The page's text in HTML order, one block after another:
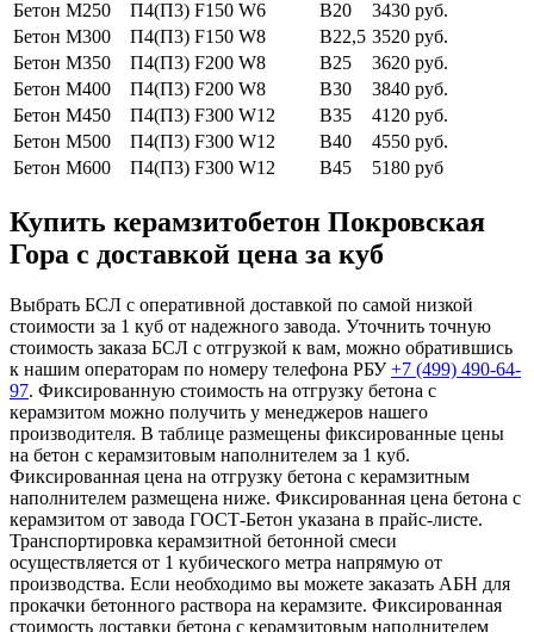
Бетон М250
П4(П3) F150 W6 В20
3430 руб.
Бетон М300
П4(П3) F150 W8 В22,5 3520 руб.
Бетон М350
П4(П3) F200 W8 В25
3620 руб.
Бетон М400
П4(П3) F200 W8 В30
3840 руб.
Бетон М450
П4(П3) F300 W12 В35
4120 руб.
Бетон М500
П4(П3) F300 W12 В40
4550 руб.
Бетон М600
П4(П3) F300 W12 В45 5180 руб
Купить керамзитобетон Покровская
Гора с доставкой цена за куб
Выбрать БСЛ с оперативной доставкой по самой низкой
стоимости за 1 куб от надежного завода. Уточнить точную
стоимость заказа БСЛ с отгрузкой к вам, можно обратившись
к нашим операторам по номеру телефона РБУ+7 (499) 490-64-
97. Фиксированную стоимость на отгрузку бетона с
керамзитом можно получить у менеджеров нашего
производителя. В таблице размещены фиксированные цены
на бетон с керамзитовым наполнителем за 1 куб.
Фиксированная цена на отгрузку бетона с керамзитным
наполнителем размещена ниже. Фиксированная цена бетона с
керамзитом от завода ГОСТ-Бетон указана в прайс-листе.
Транспортировка керамзитной бетонной смеси
осуществляется от 1 кубического метра напрямую от
производства. Если необходимо вы можете заказать АБН для
прокачки бетонного раствора на керамзите. Фиксированная
стоимость доставки бетона с керамзитовым наполнителем